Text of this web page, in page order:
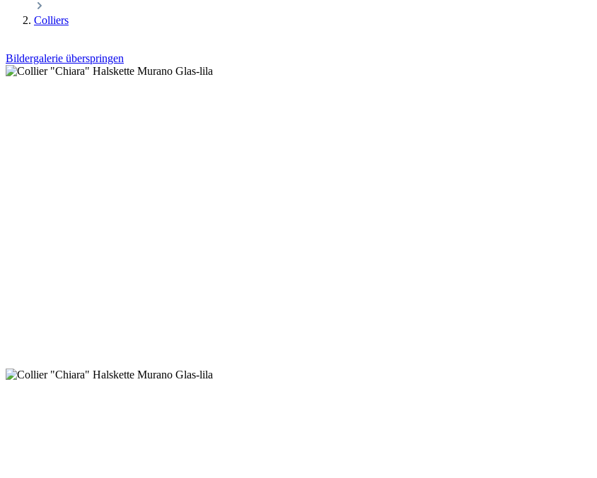
Colliers
Bildergalerie überspringen